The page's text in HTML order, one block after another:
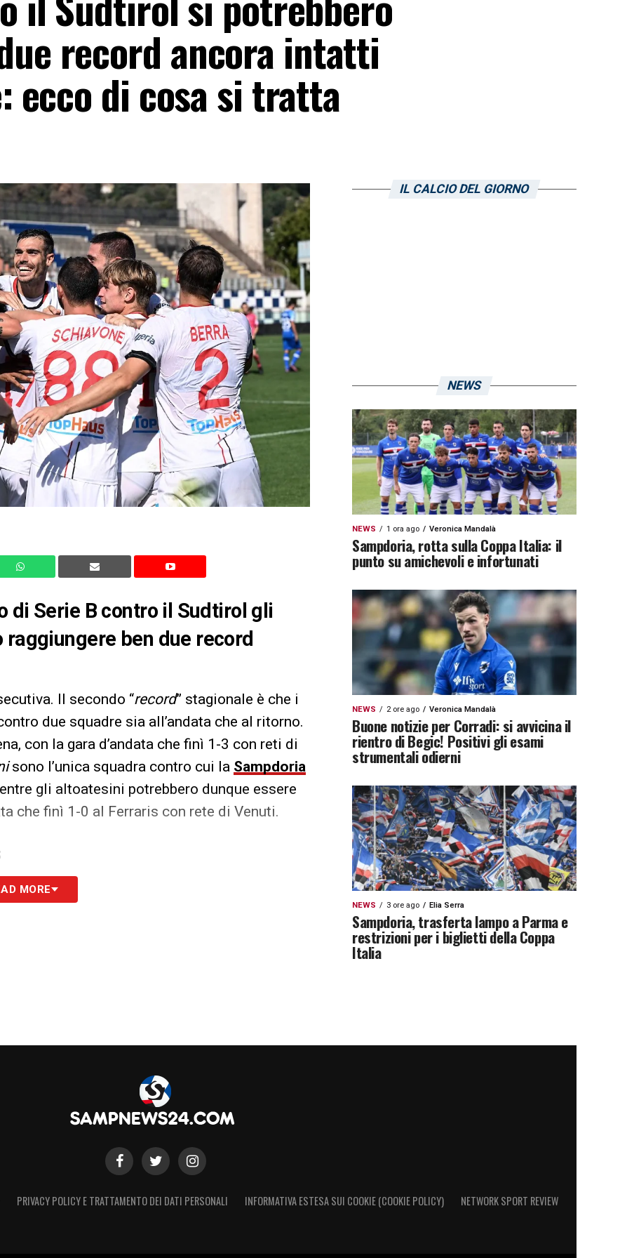
record ancora intatti
ecco di cosa si tratta
di Serie B contro il Sudtirol gli
ben due record
Il secondo “record” stagionale è che i
due squadre sia all’andata che al ritorno.
con la gara d’andata che finì 1-3 con reti di
sono l’unica squadra contro cui la Sampdoria
gli altoatesini potrebbero dunque essere
che finì 1-0 al Ferraris con rete di Venuti.
MORE
IL CALCIO DEL GIORNO
NEWS
NEWS 1 ora ago Veronica Mandalà
Sampdoria, rotta sulla Coppa Italia: il
punto su amichevoli e infortunati
NEWS 2 ore ago Veronica Mandalà
Buone notizie per Corradi: si avvicina il
rientro di Begic! Positivi gli esami
strumentali odierni
NEWS 3 ore ago Elia Serra
Sampdoria, trasferta lampo a Parma e
restrizioni per i biglietti della Coppa
Italia
PRIVACY POLICY E TRATTAMENTO DEI DATI PERSONALI INFORMATIVA ESTESA SUI COOKIE (COOKIE POLICY) NETWORK SPORT REVIEW